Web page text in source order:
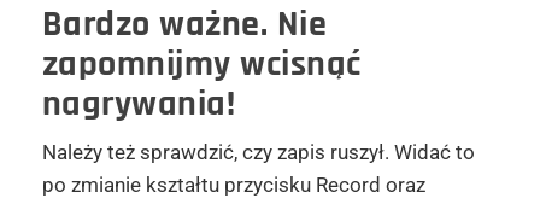
Bardzo ważne. Nie
zapomnijmy wcisnąć
nagrywania!
Należy też sprawdzić, czy zapis ruszył. Widać to
po zmianie kształtu przycisku Record oraz